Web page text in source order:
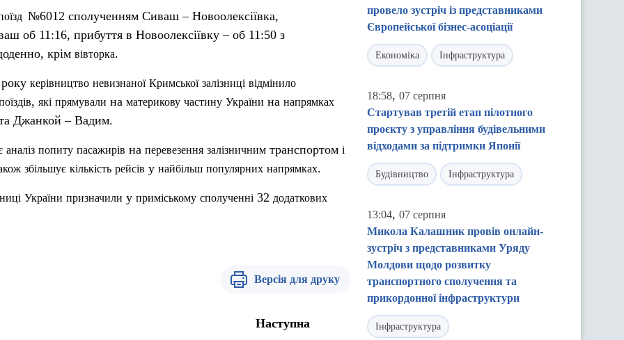
№6012 сполученням Сиваш – Новоолексіївка,
об 11:16, прибуття в Новоолексіївку – об 11:50 з
крім вівторка.
керівництво невизнаної Кримської залізниці відмінило
, які прямували на материкову частину України на напрямках
Джанкой – Вадим.
аналіз попиту пасажирів на перевезення залізничним транспортом і
збільшує кількість рейсів у найбільш популярних напрямках.
України призначили у приміському сполученні 32 додаткових
Версія для друку
Наступна
провело зустріч із представниками
Європейської бізнес-асоціації
Економіка Інфраструктура
18:58, 07 серпня
Стартував третій етап пілотного
проєкту з управління будівельними
відходами за підтримки Японії
Будівництво Інфраструктура
13:04, 07 серпня
Микола Калашник провів онлайн-
зустріч з представниками Уряду
Молдови щодо розвитку
транспортного сполучення та
прикордонної інфраструктури
Інфраструктура